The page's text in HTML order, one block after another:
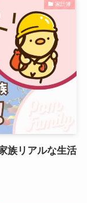
家計簿
族リアルな生活